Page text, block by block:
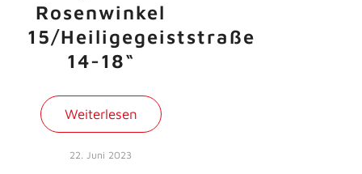
Rosenwinkel
15/Heiligegeiststraße
14-18“
Weiterlesen
22. Juni 2023